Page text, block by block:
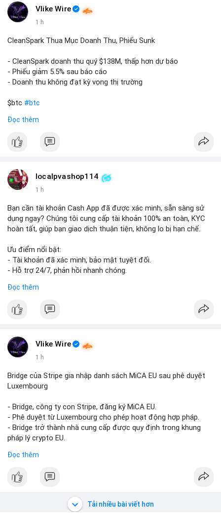
Vlike Wire
1 h
CleanSpark Thua Mục Doanh Thu, Phiếu Sunk
- CleanSpark doanh thu quý $138M, thấp hơn dự báo
- Phiếu giảm 5.5% sau báo cáo
- Doanh thu không đạt kỳ vọng thị trường
$btc #btc
#vlikevn #titanbot
📰 Nguồn: Cointelegraph
Đọc thêm
localpvashop114
1 h
Bạn cần tài khoản Cash App đã được xác minh, sẵn sàng sử
dụng ngay? Chúng tôi cung cấp tài khoản 100% an toàn, KYC
hoàn tất, giúp bạn giao dịch thuận tiện, không lo bị hạn chế.
Ưu điểm nổi bật:
- Tài khoản đã xác minh, bảo mật tuyệt đối.
- Hỗ trợ 24/7, phản hồi nhanh chóng.
nay:
📧 Email: localpvashop@gmail.com
Đọc thêm
Vlike Wire
1 h
Bridge của Stripe gia nhập danh sách MiCA EU sau phê duyệt
Luxembourg
- Bridge, công ty con Stripe, đăng ký MiCA EU.
- Phê duyệt từ Luxembourg cho phép hoạt động hợp pháp.
- Bridge trở thành nhà cung cấp được quy định trong khung
pháp lý crypto EU.
#luxembourg
Đọc thêm
Tải nhiều bài viết hơn